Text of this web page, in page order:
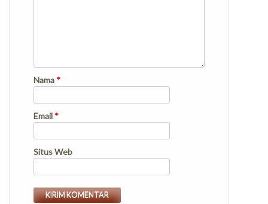
Nama *
Email *
Situs Web